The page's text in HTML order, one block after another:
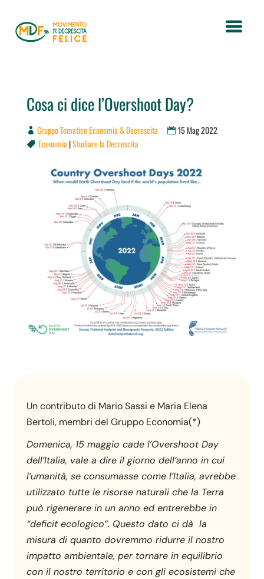
Cosa ci dice l’Overshoot Day?
Gruppo Tematico Economia & Decrescita 15 Mag 2022
 Economia |Studiare la Decrescita
Un contributo di Mario Sassi e Maria Elena
Bertoli, membri del Gruppo Economia(*)
Domenica, 15 maggio cade l’Overshoot Day
dell’Italia, vale a dire il giorno dell’anno in cui
l’umanità, se consumasse come l’Italia, avrebbe
utilizzato tutte le risorse naturali che la Terra
può rigenerare in un anno ed entrerebbe in
“deficit ecologico”. Questo dato ci dà la
misura di quanto dovremmo ridurre il nostro
impatto ambientale, per tornare in equilibrio
con il nostro territorio e con gli ecosistemi che